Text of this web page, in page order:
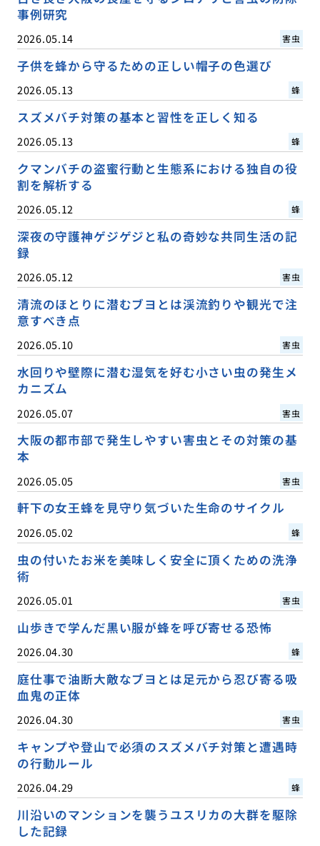
事例研究
2026.05.14 害虫
子供を蜂から守るための正しい帽子の色選び
2026.05.13 蜂
スズメバチ対策の基本と習性を正しく知る
2026.05.13 蜂
クマンバチの盗蜜行動と生態系における独自の役
割を解析する
2026.05.12 蜂
深夜の守護神ゲジゲジと私の奇妙な共同生活の記
録
2026.05.12 害虫
清流のほとりに潜むブヨとは渓流釣りや観光で注
意すべき点
2026.05.10 害虫
水回りや壁際に潜む湿気を好む小さい虫の発生メ
カニズム
2026.05.07 害虫
大阪の都市部で発生しやすい害虫とその対策の基
本
2026.05.05 害虫
軒下の女王蜂を見守り気づいた生命のサイクル
2026.05.02 蜂
虫の付いたお米を美味しく安全に頂くための洗浄
術
2026.05.01 害虫
山歩きで学んだ黒い服が蜂を呼び寄せる恐怖
2026.04.30 蜂
庭仕事で油断大敵なブヨとは足元から忍び寄る吸
血鬼の正体
2026.04.30 害虫
キャンプや登山で必須のスズメバチ対策と遭遇時
の行動ルール
2026.04.29 蜂
川沿いのマンションを襲うユスリカの大群を駆除
した記録